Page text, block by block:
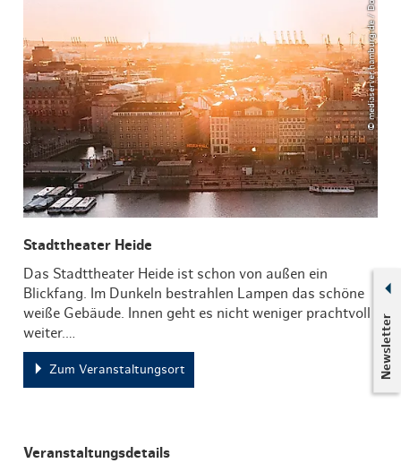
Newsletter
© mediaserver.hamburg.de / DoubleVision
Stadttheater Heide
Das Stadttheater Heide ist schon von außen ein
Blickfang. Im Dunkeln bestrahlen Lampen das schöne
weiße Gebäude. Innen geht es nicht weniger prachtvoll
weiter.…
Zum Veranstaltungsort
Veranstaltungsdetails